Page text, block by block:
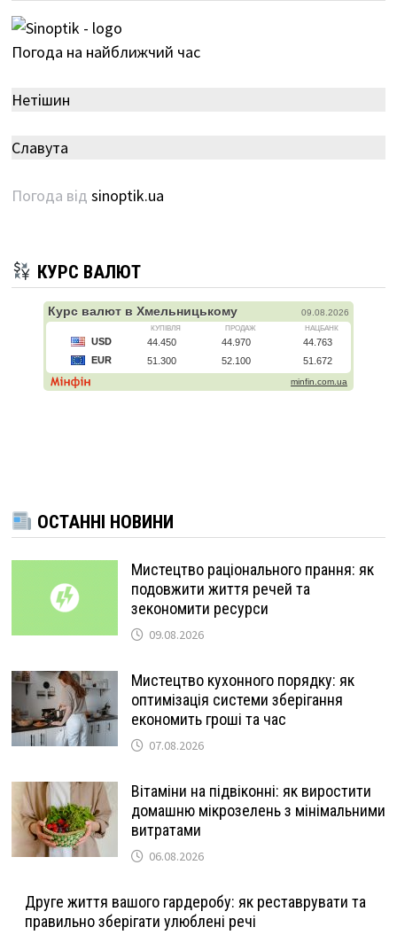
Погода на найближчий час
Нетішин
Славута
Погода від sinoptik.ua
КУРС ВАЛЮТ
ОСТАННІ НОВИНИ
Мистецтво раціонального прання: як
подовжити життя речей та
зекономити ресурси
09.08.2026
Мистецтво кухонного порядку: як
оптимізація системи зберігання
економить гроші та час
07.08.2026
Вітаміни на підвіконні: як виростити
домашню мікрозелень з мінімальними
витратами
06.08.2026
Друге життя вашого гардеробу: як реставрувати та
правильно зберігати улюблені речі